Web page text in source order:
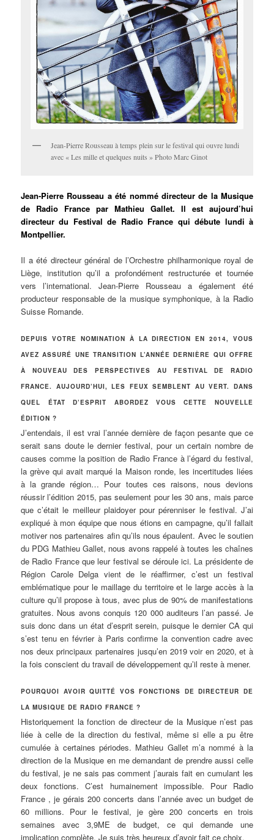
Jean-Pierre Rousseau à temps plein sur le festival qui ouvre lundi
avec « Les mille et quelques nuits » Photo Marc Ginot
Jean-Pierre Rousseau a été nommé directeur de la Musique
de Radio France par Mathieu Gallet. Il est aujourd’hui
directeur du Festival de Radio France qui débute lundi à
Montpellier.
Il a été directeur général de l’Orchestre philharmonique royal de
Liège, institution qu’il a profondément restructurée et tournée
vers l’international. Jean-Pierre Rousseau a également été
producteur responsable de la musique symphonique, à la Radio
Suisse Romande.
DEPUIS VOTRE NOMINATION À LA DIRECTION EN 2014, VOUS
AVEZ ASSURÉ UNE TRANSITION L’ANNÉE DERNIÈRE QUI OFFRE
À NOUVEAU DES PERSPECTIVES AU FESTIVAL DE RADIO
FRANCE. AUJOURD’HUI, LES FEUX SEMBLENT AU VERT. DANS
QUEL ÉTAT D’ESPRIT ABORDEZ VOUS CETTE NOUVELLE
ÉDITION ?
J’entendais, il est vrai l’année dernière de façon pesante que ce
serait sans doute le dernier festival, pour un certain nombre de
causes comme la position de Radio France à l’égard du festival,
la grève qui avait marqué la Maison ronde, les incertitudes liées
à la grande région… Pour toutes ces raisons, nous devions
réussir l’édition 2015, pas seulement pour les 30 ans, mais parce
que c’était le meilleur plaidoyer pour pérenniser le festival. J’ai
expliqué à mon équipe que nous étions en campagne, qu’il fallait
motiver nos partenaires afin qu’ils nous épaulent. Avec le soutien
du PDG Mathieu Gallet, nous avons rappelé à toutes les chaînes
de Radio France que leur festival se déroule ici. La présidente de
Région Carole Delga vient de le réaffirmer, c’est un festival
emblématique pour le maillage du territoire et le large accès à la
culture qu’il propose à tous, avec plus de 90% de manifestations
gratuites. Nous avons conquis 120 000 auditeurs l’an passé. Je
suis donc dans un état d’esprit serein, puisque le dernier CA qui
s’est tenu en février à Paris confirme la convention cadre avec
nos deux principaux partenaires jusqu’en 2019 voir en 2020, et à
la fois conscient du travail de développement qu’il reste à mener.
POURQUOI AVOIR QUITTÉ VOS FONCTIONS DE DIRECTEUR DE
LA MUSIQUE DE RADIO FRANCE ?
Historiquement la fonction de directeur de la Musique n’est pas
liée à celle de la direction du festival, même si elle a pu être
cumulée à certaines périodes. Mathieu Gallet m’a nommé à la
direction de la Musique en me demandant de prendre aussi celle
du festival, je ne sais pas comment j’aurais fait en cumulant les
deux fonctions. C’est humainement impossible. Pour Radio
France , je gérais 200 concerts dans l’année avec un budget de
60 millions. Pour le festival, je gère 200 concerts en trois
semaines avec 3,9ME de budget, ce qui demande une
implication complète. Je suis très heureux d’avoir fait ce choix.